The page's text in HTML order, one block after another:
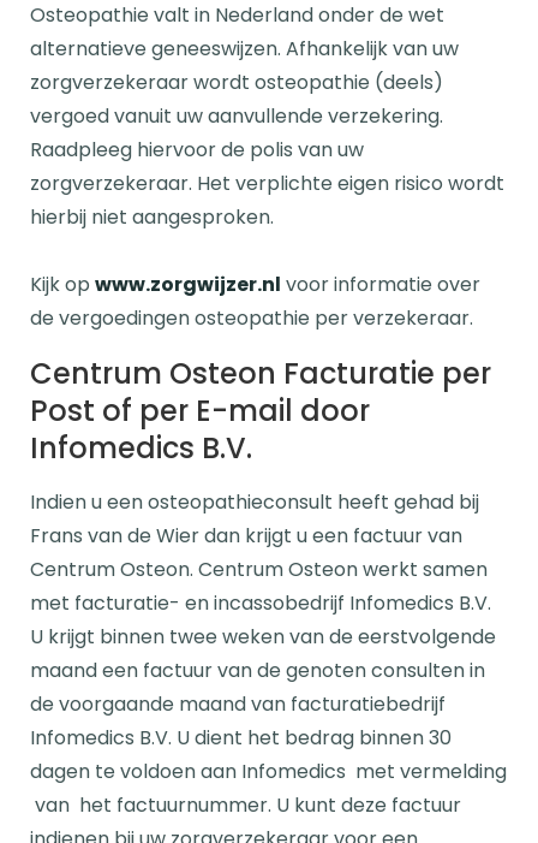
Osteopathie valt in Nederland onder de wet
alternatieve geneeswijzen. Afhankelijk van uw
zorgverzekeraar wordt osteopathie (deels)
vergoed vanuit uw aanvullende verzekering.
Raadpleeg hiervoor de polis van uw
zorgverzekeraar. Het verplichte eigen risico wordt
hierbij niet aangesproken.
Kijk op www.zorgwijzer.nl voor informatie over
de vergoedingen osteopathie per verzekeraar.
Centrum Osteon Facturatie per
Post of per E-mail door
Infomedics B.V.
Indien u een osteopathieconsult heeft gehad bij
Frans van de Wier dan krijgt u een factuur van
Centrum Osteon. Centrum Osteon werkt samen
met facturatie- en incassobedrijf Infomedics B.V.
U krijgt binnen twee weken van de eerstvolgende
maand een factuur van de genoten consulten in
de voorgaande maand van facturatiebedrijf
Infomedics B.V. U dient het bedrag binnen 30
dagen te voldoen aan Infomedics met vermelding
van het factuurnummer. U kunt deze factuur